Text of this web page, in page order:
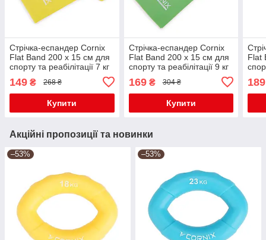
Стрічка-еспандер Cornix
Flat Band 200 х 15 см для
спорту та реабілітації 7 кг
149 ₴ 268 ₴
Купити
Стрічка-еспандер Cornix
Flat Band 200 х 15 см для
спорту та реабілітації 9 кг
169₴ 304 ₴
Купити
Flat
189
Акційні пропозиції та новинки
–53% –53%